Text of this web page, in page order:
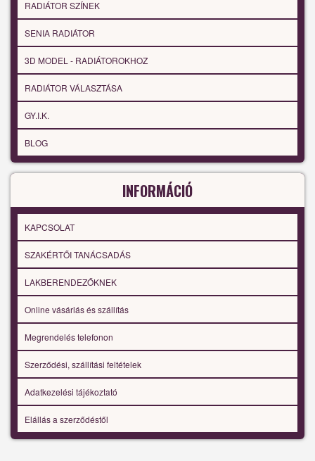
RADIÁTOR SZÍNEK
SENIA RADIÁTOR
3D MODEL - RADIÁTOROKHOZ
RADIÁTOR VÁLASZTÁSA
GY.I.K.
BLOG
INFORMÁCIÓ
KAPCSOLAT
SZAKÉRTŐI TANÁCSADÁS
LAKBERENDEZŐKNEK
Online vásárlás és szállítás
Megrendelés telefonon
Szerződési, szállítási feltételek
Adatkezelési tájékoztató
Elállás a szerződéstől